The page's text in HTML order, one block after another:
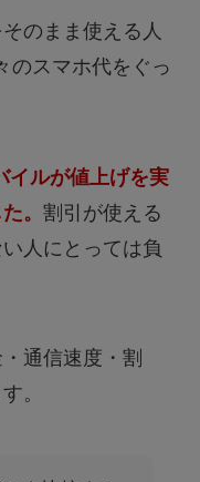
のまま使える人
のスマホ代をぐっ
イルが値上げを実
。 割引が使える
人にとっては負
通信速度・割
。